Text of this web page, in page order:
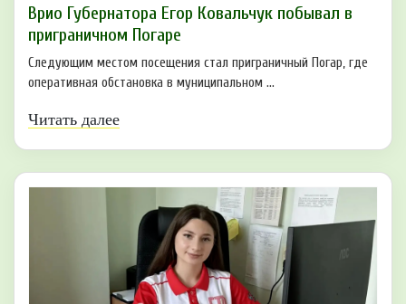
Врио Губернатора Егор Ковальчук побывал в
приграничном Погаре
Следующим местом посещения стал приграничный Погар, где
оперативная обстановка в муниципальном ...
Читать далее